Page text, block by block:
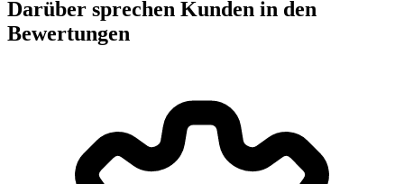
Darüber sprechen Kunden in den
Bewertungen